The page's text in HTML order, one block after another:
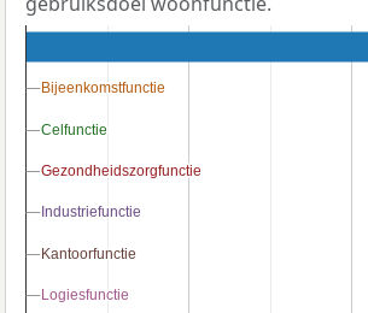
Bijeenkomstfunctie
Bijeenkomstfunctie
Celfunctie
Celfunctie
Gezondheidszorgfunctie
Gezondheidszorgfunctie
Industriefunctie
Industriefunctie
Kantoorfunctie
Kantoorfunctie
Logiesfunctie
Logiesfunctie